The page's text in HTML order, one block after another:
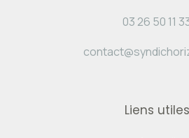
03 26 50 11
Liens utiles